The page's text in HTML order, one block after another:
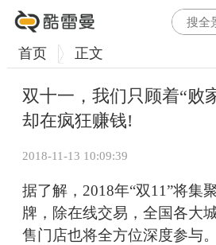
首页 正文
双十一，我们只顾着“败
却在疯狂赚钱!
2018-11-13 10:09:39
据了解，2018年“双11”将集
牌，除在线交易，全国各大
售门店也将全方位深度参与